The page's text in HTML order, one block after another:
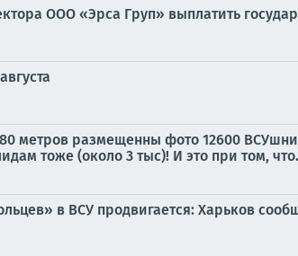
ООО «Эрса Груп» выплатить
метров размещенны фото 12600
тоже (около 3 тыс)! И это при том,
в ВСУ продвигается: Харьков